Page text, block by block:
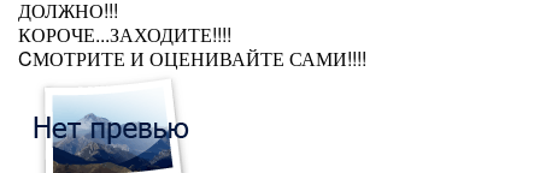
ДОЛЖНО!!!
КОРОЧЕ...ЗАХОДИТЕ!!!!
CМОТРИТЕ И ОЦЕНИВАЙТЕ САМИ!!!!